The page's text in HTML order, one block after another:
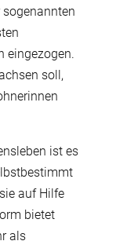
sogenannten
eingezogen.
soll,
ist es
auf Hilfe
bietet
als